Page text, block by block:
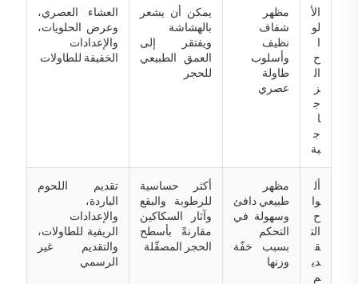
الأ
لو
ا
ح
ال
ز
ج
ا
ج
ية
مظهر
شفاف
نظيف
وأسلوب
طاولة
عصري
يمكن أن يشعر
بالهشاشة
ويفتقر إلى
العمق الطبيعي
للحجر
العشاء العصري،
وعرض الحلويات،
والإعدادات
الخفيفة للطاولات
أل
وا
ح
الت
ق
دي
م
مظهر
طبيعي دافئ
وسهولة في
التحكم
بسبب خفّة
وزنها
أكثر حساسية
للرطوبة والبقع
وآثار السكاكين
مقارنةً بأسطح
الحجر المصقّلة
تقديم اللحوم
الباردة،
والإعدادات
الريفية للطاولات،
والتقديم غير
الرسمي